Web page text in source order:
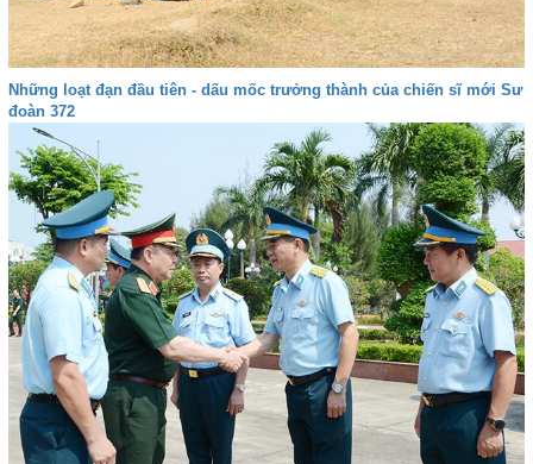
Những loạt đạn đầu tiên - dấu mốc trưởng thành của chiến sĩ mới Sư
đoàn 372